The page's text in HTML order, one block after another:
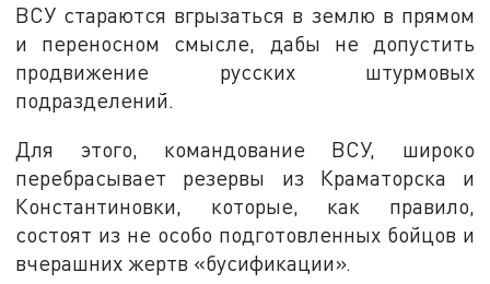
ВСУ стараются вгрызаться в землю в прямом
и переносном смысле, дабы не допустить
продвижение русских штурмовых
подразделений.
Для этого, командование ВСУ, широко
перебрасывает резервы из Краматорска и
Константиновки, которые, как правило,
состоят из не особо подготовленных бойцов и
вчерашних жертв «бусификации».